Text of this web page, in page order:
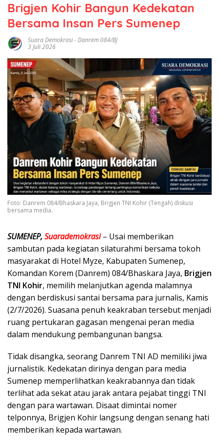
Brigjen Kohir Bangun Kedekatan
Bersama Insan Pers Sumenep
Suara Demokrasi-Danrem 084/BJ
3 Juli 2026
Foto: Danrem 084/Bhaskara Jaya, Brigjen TNI Kohir (Tengah) diskusi
bersama media.
SUMENEP, Suarademokrasi– Usai memberikan
sambutan pada kegiatan silaturahmi bersama tokoh
masyarakat di Hotel Myze, Kabupaten Sumenep,
Komandan Korem (Danrem) 084/Bhaskara Jaya, Brigjen
TNI Kohir, memilih melanjutkan agenda malamnya
dengan berdiskusi santai bersama para jurnalis, Kamis
(2/7/2026). Suasana penuh keakraban tersebut menjadi
ruang pertukaran gagasan mengenai peran media
dalam mendukung pembangunan bangsa.
Tidak disangka, seorang Danrem TNI AD memiliki jiwa
jurnalistik. Kedekatan dirinya dengan para media
Sumenep memperlihatkan keakrabannya dan tidak
terlihat ada sekat atau jarak antara pejabat tinggi TNI
dengan para wartawan. Disaat dimintai nomer
telponnya, Brigjen Kohir langsung dengan senang hati
memberikan kepada wartawan.